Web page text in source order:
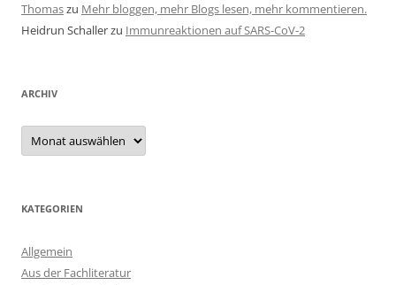
Thomaszu Mehr bloggen, mehr Blogs lesen, mehr kommentieren.
Heidrun Schallerzu Immunreaktionen auf SARS-CoV-2
ARCHIV
Archiv
KATEGORIEN
Allgemein
Aus der Fachliteratur